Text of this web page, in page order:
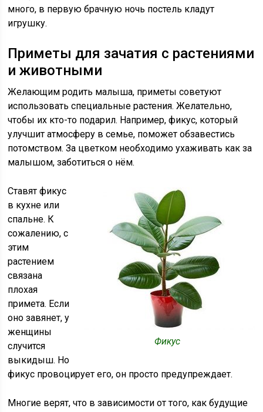
много, в первую брачную ночь постель кладут
игрушку.
Приметы для зачатия с растениями
и животными
Желающим родить малыша, приметы советуют
использовать специальные растения. Желательно,
чтобы их кто-то подарил. Например, фикус, который
улучшит атмосферу в семье, поможет обзавестись
потомством. За цветком необходимо ухаживать как за
малышом, заботиться о нём.
Фикус
Ставят фикус
в кухне или
спальне. К
сожалению, с
этим
растением
связана
плохая
примета. Если
оно завянет, у
женщины
случится
выкидыш. Но
фикус провоцирует его, он просто предупреждает.
Многие верят, что в зависимости от того, как будущие